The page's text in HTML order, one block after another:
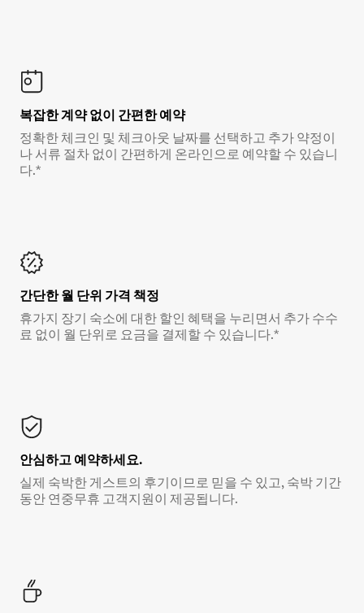
복잡한 계약 없이 간편한 예약
정확한 체크인 및 체크아웃 날짜를 선택하고 추가 약정이
나 서류 절차 없이 간편하게 온라인으로 예약할 수 있습니
다.*
간단한 월 단위 가격 책정
휴가지 장기 숙소에 대한 할인 혜택을 누리면서 추가 수수
료 없이 월 단위로 요금을 결제할 수 있습니다.*
안심하고 예약하세요.
실제 숙박한 게스트의 후기이므로 믿을 수 있고, 숙박 기간
동안 연중무휴 고객지원이 제공됩니다.